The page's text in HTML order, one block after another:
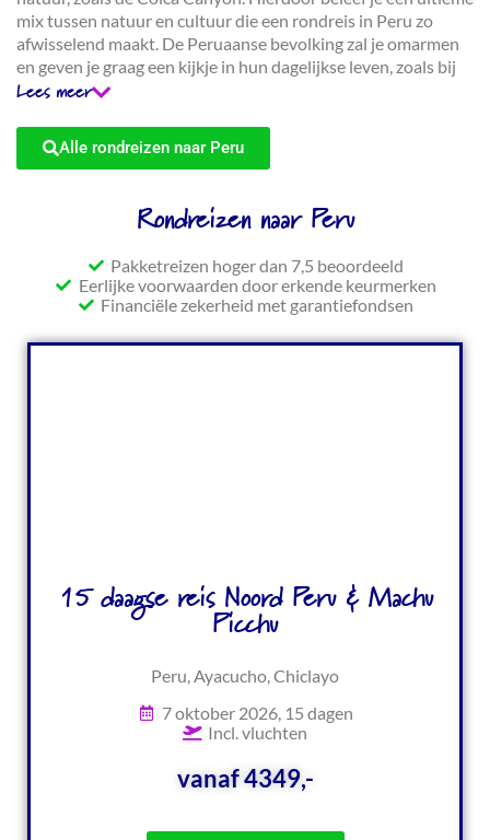
mix tussen natuur en cultuur die een rondreis in Peru zo
afwisselend maakt. De Peruaanse bevolking zal je omarmen
en geven je graag een kijkje in hun dagelijkse leven, zoals bij
een traditioneel riet-eiland bij het Titicacameer. Proef lokale
van de stad in Arequipa en stap aan boord van een klein
vliegtuigje om de raadselachtige Nazca-lijnen te bekijken. En
al, een vakantie in Peru zit boordevol nieuwe avonturen.
Lees meer
Alle rondreizen naar Peru
Rondreizen naar Peru
Pakketreizen hoger dan 7,5 beoordeeld
Eerlijke voorwaarden door erkende keurmerken
Financiële zekerheid met garantiefondsen
15 daagse reis Noord Peru & Machu
Picchu
Peru, Ayacucho, Chiclayo
7 oktober 2026, 15 dagen
Incl. vluchten
vanaf 4349,-